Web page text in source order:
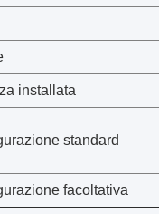
installata
standard
facoltativa